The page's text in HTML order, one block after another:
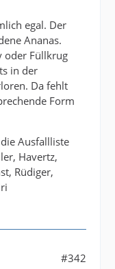
egal. Der
Ananas.
oder Füllkrug
in der
Da fehlt
Form
Ausfallliste
Havertz,
Rüdiger,
#342